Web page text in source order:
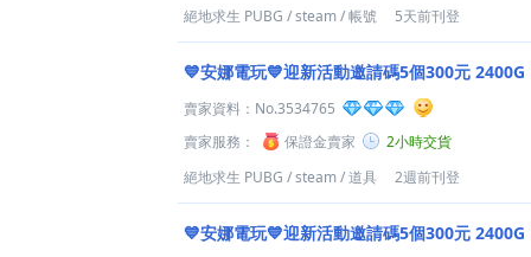
絕地求生 PUBG /steam/帳號 5天前刊登
💙安娜電玩💙迎新活動邀請碼5個300元 2400G
賣家資料： No.3534765
賣家服務：
保證金賣家
2小時交貨
絕地求生 PUBG /steam/道具 2週前刊登
💙安娜電玩💙迎新活動邀請碼5個300元 2400G